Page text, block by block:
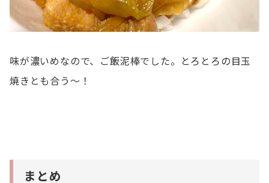
味が濃いめなので、ご飯泥棒でした。とろとろの目玉
焼きとも合う〜！
まとめ